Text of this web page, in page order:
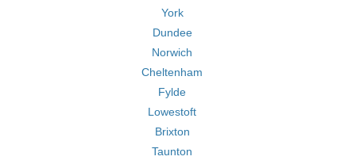
York
Dundee
Norwich
Cheltenham
Fylde
Lowestoft
Brixton
Taunton